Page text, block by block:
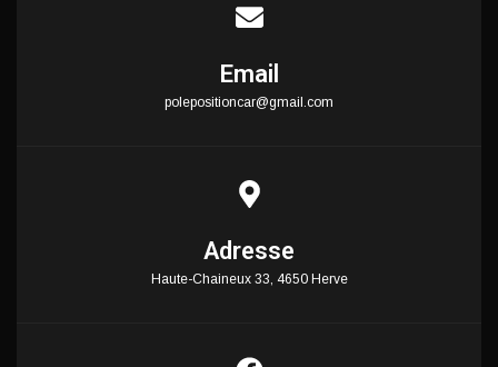
Email
polepositioncar@gmail.com
Adresse
Haute-Chaineux 33, 4650 Herve